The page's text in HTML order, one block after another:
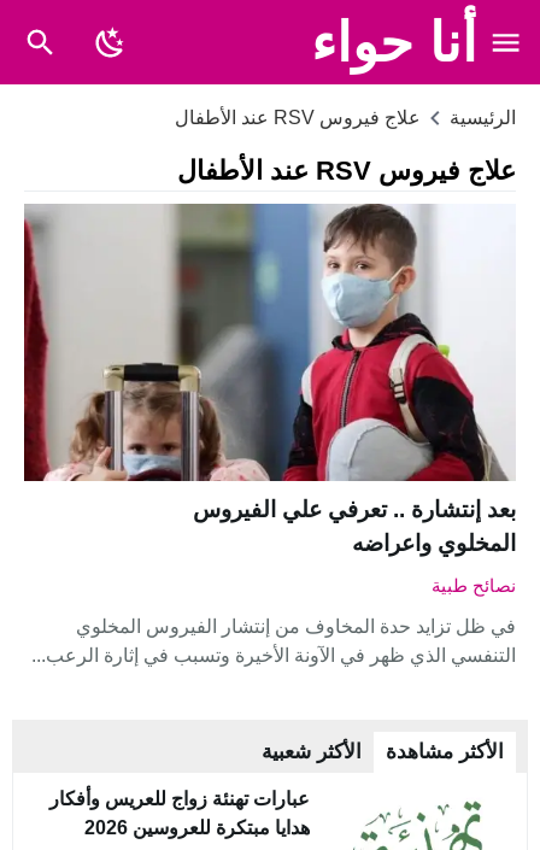
أنا حواء
الرئيسية علاج فيروس RSV عند الأطفال
علاج فيروس RSV عند الأطفال
بعد إنتشارة .. تعرفي علي الفيروس
المخلوي واعراضه
نصائح طبية
في ظل تزايد حدة المخاوف من إنتشار الفيروس المخلوي
التنفسي الذي ظهر في الآونة الأخيرة وتسبب في إثارة الرعب...
الأكثر مشاهدة الأكثر شعبية
عبارات تهنئة زواج للعريس وأفكار
هدايا مبتكرة للعروسين 2026